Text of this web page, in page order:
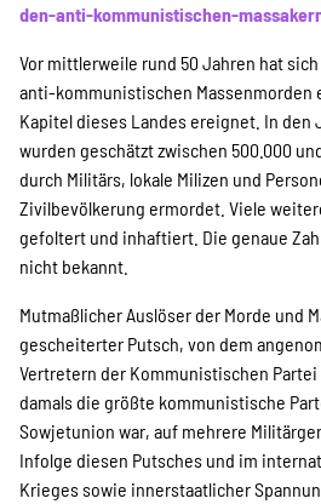
den-anti-kommunistischen-
Vor mittlerweile rund 50 Jahren hat
anti-kommunistischen Massenmorden
Kapitel dieses Landes ereignet. In den
wurden geschätzt zwischen 500.000
durch Militärs, lokale Milizen und
Zivilbevölkerung ermordet. Viele
gefoltert und inhaftiert. Die genaue
nicht bekannt.
Mutmaßlicher Auslöser der Morde und
gescheiterter Putsch, von dem
Vertretern der Kommunistischen
damals die größte kommunistische
Sowjetunion war, auf mehrere
Infolge diesen Putsches und im
Krieges sowie innerstaatlicher